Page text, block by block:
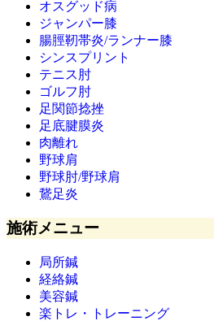
オスグッド病
ジャンパー膝
腸脛靭帯炎/ランナー膝
シンスプリント
テニス肘
ゴルフ肘
足関節捻挫
足底腱膜炎
肉離れ
野球肩
野球肘/野球肩
鵞足炎
施術メニュー
局所鍼
経絡鍼
美容鍼
楽トレ・トレーニング